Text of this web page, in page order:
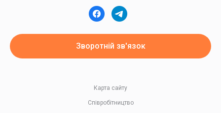
Зворотній зв'язок
Співробітництво
Карта сайту